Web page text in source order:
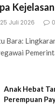
25 Juli 2026 0
Bara:
Anak Hebat
Perempuan